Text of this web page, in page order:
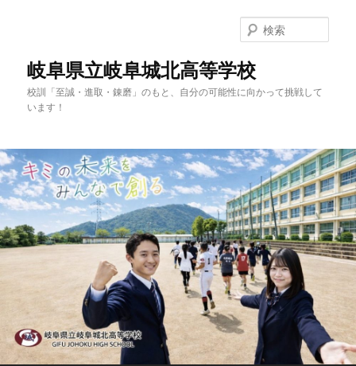
岐阜県立岐阜城北高等学校
校訓「至誠・進取・錬磨」のもと、自分の可能性に向かって挑戦して
います！
索